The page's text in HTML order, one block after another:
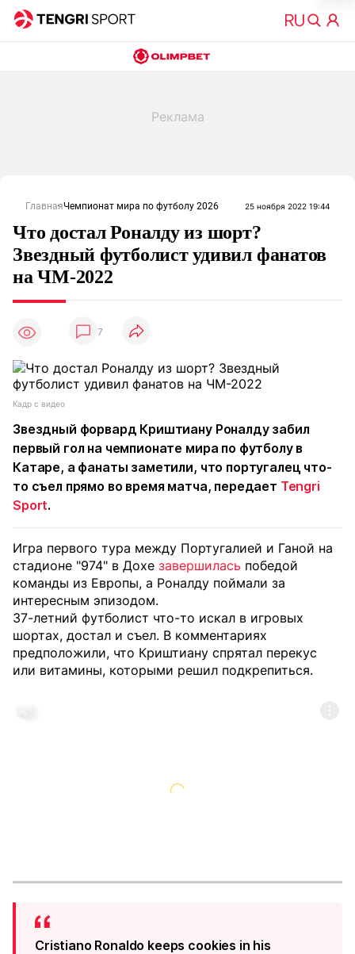
ГлавнаяЧемпионат мира по футболу 2026 25 ноября 2022 19:44
Что достал Роналду из шорт?
Звездный футболист удивил фанатов
на ЧМ-2022
7
Кадр с видео
Звездный форвард Криштиану Роналдузабил
первый гол на чемпионате мира по футболу в
Катаре, а фанаты заметили, что португалец что-
то съел прямо во время матча, передает Tengri
Sport.
Игра первого тура между Португалией и Ганой на
стадионе "974" в Дохе завершилась победой
команды из Европы, а Роналду поймали за
интересным эпизодом.
37-летний футболист что-то искал в игровых
шортах, достал и съел. В комментариях
предположили, что Криштиану спрятал перекус
или витамины, которыми решил подкрепиться.
Cristiano Ronaldo keeps cookies in his